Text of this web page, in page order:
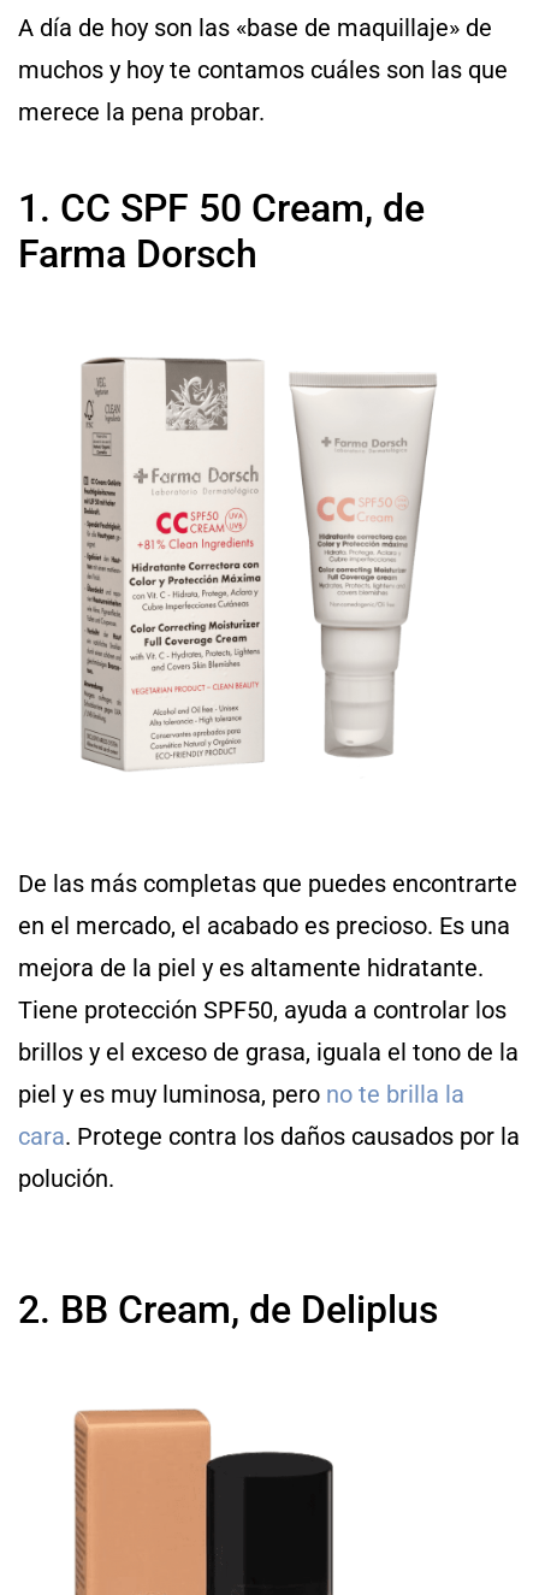
A día de hoy son las «base de maquillaje» de
muchos y hoy te contamos cuáles son las que
merece la pena probar.
1. CC SPF 50 Cream, de
Farma Dorsch
De las más completas que puedes encontrarte
en el mercado, el acabado es precioso. Es una
mejora de la piel y es altamente hidratante.
Tiene protección SPF50, ayuda a controlar los
brillos y el exceso de grasa, iguala el tono de la
piel y es muy luminosa, pero no te brilla la
cara. Protege contra los daños causados por la
polución.
2. BB Cream, de Deliplus